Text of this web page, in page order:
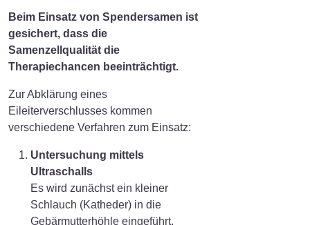
Beim Einsatz von Spendersamen ist
gesichert, dass die
Samenzellqualität die
Therapiechancen beeinträchtigt.
Zur Abklärung eines
Eileiterverschlusses kommen
verschiedene Verfahren zum Einsatz:
Untersuchung mittels
Ultraschalls
Es wird zunächst ein kleiner
Schlauch (Katheder) in die
Gebärmutterhöhle eingeführt.